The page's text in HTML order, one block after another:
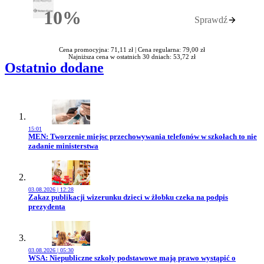
10%Rabatu Sprawdź
Cena promocyjna: 71,11 zł | Cena regularna: 79,00 zł
Najniższa cena w ostatnich 30 dniach: 53,72 zł
Ostatnio dodane
15:01
Przejdź do artykułu:
MEN: Tworzenie miejsc przechowywania telefonów w szkołach to nie
zadanie ministerstwa
03.08.2026 | 12:28
Przejdź do artykułu:
Zakaz publikacji wizerunku dzieci w żłobku czeka na podpis
prezydenta
03.08.2026 | 05:30
Przejdź do artykułu:
WSA: Niepubliczne szkoły podstawowe mają prawo wystąpić o